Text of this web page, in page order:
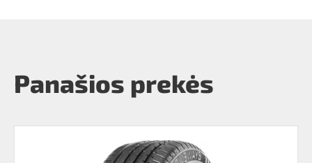
Panašios prekės